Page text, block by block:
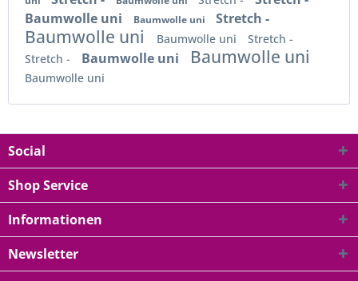
Baumwolle uni
Baumwolle uni Stretch -
Baumwolle uni Baumwolle uni
Stretch -
Stretch -
Baumwolle uni Baumwolle uni
Baumwolle uni
Social
Shop Service
Informationen
Newsletter